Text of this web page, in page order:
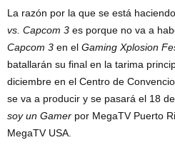
La razón por la que se está
vs. Capcom 3 es porque no va a
Capcom 3 en el Gaming Xplosion
batallarán su final en la tarima
diciembre en el Centro de
se va a producir y se pasará el 18
soy un Gamer por MegaTV Puerto
MegaTV USA.